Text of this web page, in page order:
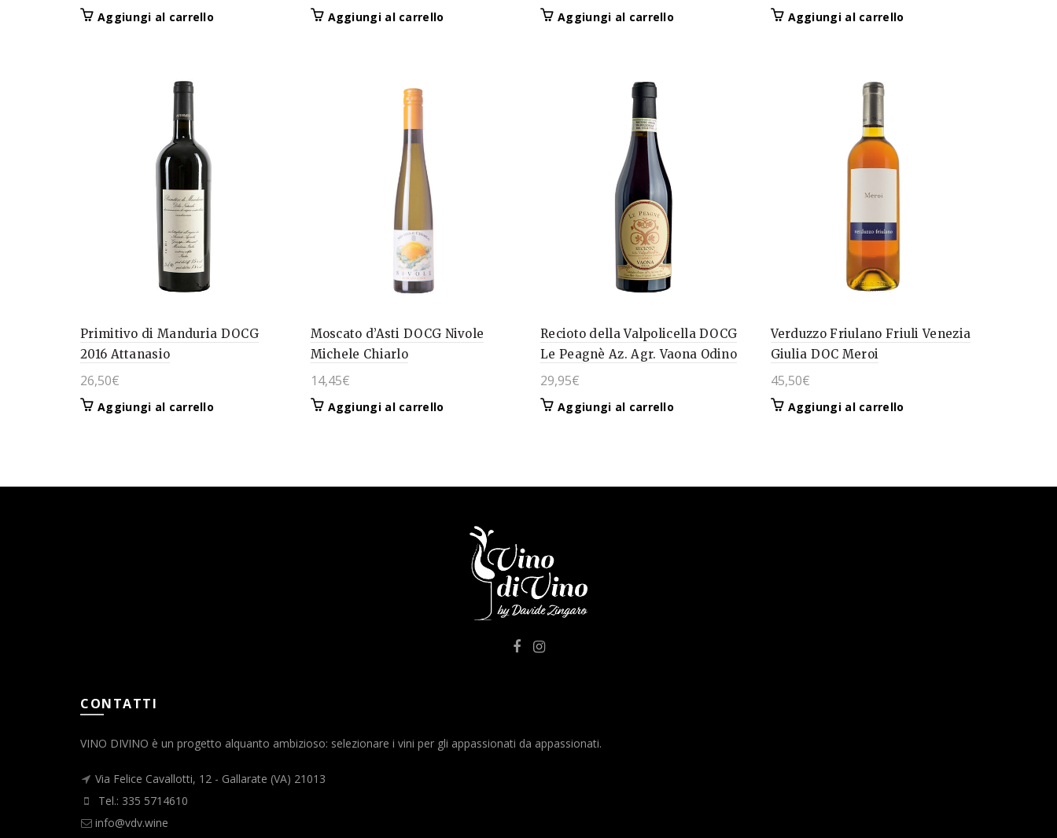
Aggiungi al carrello
prezzo
originale
prezzo
Aggiungi al carrello Aggiungi al carrello Aggiungi al carrello
Primitivo di Manduria DOCG
2016 Attanasio
26,50€
Aggiungi al carrello
Moscato d’Asti DOCG Nivole
Michele Chiarlo
14,45€
Aggiungi al carrello
Recioto della Valpolicella DOCG
Le Peagnè Az. Agr. Vaona Odino
29,95€
Aggiungi al carrello
Verduzzo Friulano Friuli Venezia
Giulia DOC Meroi
45,50€
Aggiungi al carrello
CONTATTI
VINO DIVINO è un progetto alquanto ambizioso: selezionare i vini per gli appassionati da appassionati.
Via Felice Cavallotti, 12 - Gallarate (VA) 21013
Tel.: 335 5714610
info@vdv.wine